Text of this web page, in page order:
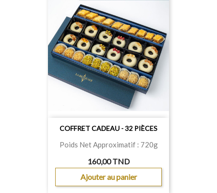
COFFRET CADEAU - 32 PIÈCES
Poids Net Approximatif : 720g
160,00 TND
Ajouter au panier